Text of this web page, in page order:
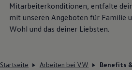
Mitarbeiterkonditionen, entfalte
mit unseren Angeboten für Familie
Wohl und das deiner Liebsten.
Startseite Arbeiten bei VW Benefits